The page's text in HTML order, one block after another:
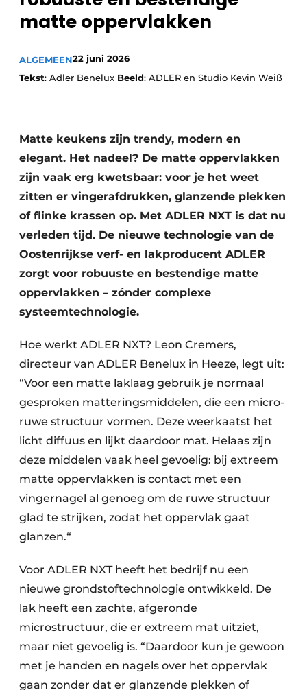
Privacy / Cookie statement
Vacature aanmelden
Vacatures
Video’s
Meubelbeslag & Kastindeling
matte oppervlakken
ALGEMEEN22 juni 2026
Tekst: Adler Benelux Beeld: ADLER en Studio Kevin Weiß
Matte keukens zijn trendy, modern en
elegant. Het nadeel? De matte oppervlakken
zijn vaak erg kwetsbaar: voor je het weet
zitten er vingerafdrukken, glanzende plekken
of flinke krassen op. Met ADLER NXT is dat nu
verleden tijd. De nieuwe technologie van de
Oostenrijkse verf- en lakproducent ADLER
zorgt voor robuuste en bestendige matte
oppervlakken – zónder complexe
systeemtechnologie.
Hoe werkt ADLER NXT? Leon Cremers,
directeur van ADLER Benelux in Heeze, legt uit:
“Voor een matte laklaag gebruik je normaal
gesproken matteringsmiddelen, die een micro-
ruwe structuur vormen. Deze weerkaatst het
licht diffuus en lijkt daardoor mat. Helaas zijn
deze middelen vaak heel gevoelig: bij extreem
matte oppervlakken is contact met een
vingernagel al genoeg om de ruwe structuur
glad te strijken, zodat het oppervlak gaat
glanzen.“
Voor ADLER NXT heeft het bedrijf nu een
nieuwe grondstoftechnologie ontwikkeld. De
lak heeft een zachte, afgeronde
microstructuur, die er extreem mat uitziet,
maar niet gevoelig is. “Daardoor kun je gewoon
met je handen en nagels over het oppervlak
gaan zonder dat er glanzende plekken of